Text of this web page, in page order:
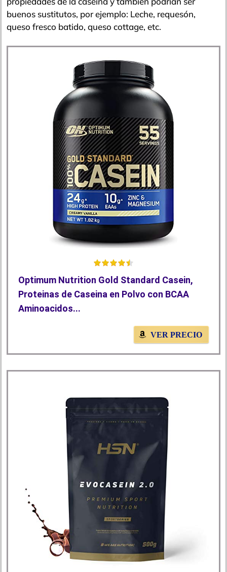
buenos sustitutos, por ejemplo: Leche, requesón,
queso fresco batido, queso cottage, etc.
Optimum Nutrition Gold Standard Casein,
Proteinas de Caseina en Polvo con BCAA
Aminoacidos...
VER PRECIO